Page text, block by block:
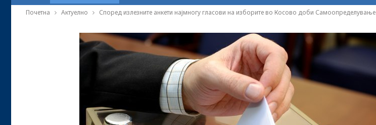
Почетна Актуелно Според излезните анкети најмногу гласови на изборите во Косово доби Самоопределување